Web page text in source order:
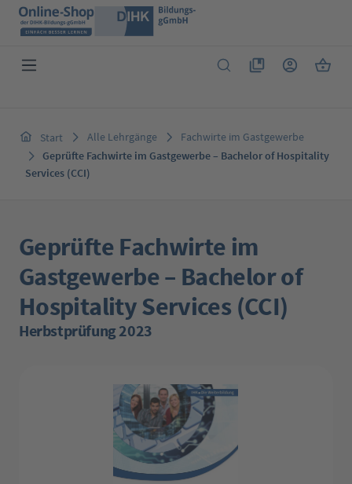
Zum Hauptinhalt springen
Du hast 0 Produkte
Start Alle Lehrgänge
Fachwirte im Gastgewerbe
Geprüfte Fachwirte im Gastgewerbe – Bachelor of Hospitality
Services (CCI)
Geprüfte Fachwirte im
Gastgewerbe – Bachelor of
Hospitality Services (CCI)
Herbstprüfung 2023